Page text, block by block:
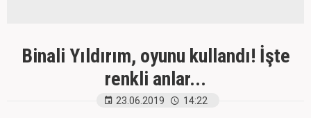
Binali Yıldırım, oyunu kullandı! İşte
renkli anlar...
23.06.2019 14:22